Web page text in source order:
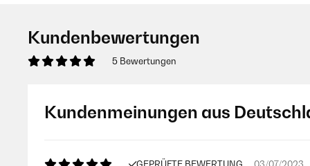
Kundenbewertungen
5 Bewertungen
Kundenmeinungen aus